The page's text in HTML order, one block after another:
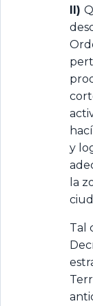
II)
y
la
Tal